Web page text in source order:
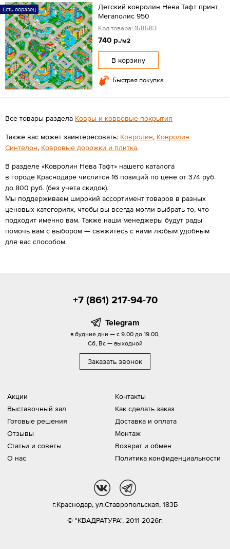
Есть образец
Детский ковролин Нева Тафт принт
Мегаполис 950
Код товара: 158583
740 р./м2
В корзину
Быстрая покупка
Все товары раздела Ковры и ковровые покрытия
Также вас может заинтересовать: Ковролин, Ковролин
Синтелон, Ковровые дорожки и плитка.
В разделе «Ковролин Нева Тафт» нашего каталога
в городе Краснодаре числится 16 позиций по цене от 374 руб.
до 800 руб. (без учета скидок).
Мы поддерживаем широкий ассортимент товаров в разных
ценовых категориях, чтобы вы всегда могли выбрать то, что
подходит именно вам. Также наши менеджеры будут рады
помочь вам с выбором — свяжитесь с нами любым удобным
для вас способом.
Акции
Выставочный зал
Готовые решения
Отзывы
Статьи и советы
О нас
Контакты
Как сделать заказ
Доставка и оплата
Монтаж
Возврат и обмен
Политика конфиденциальности
+7 (861) 217-94-70
Telegram
в будние дни — с 9.00 до 19.00,
Сб, Вс — выходной
Заказать звонок
© "КВАДРАТУРА", 2011-2026г.
г.Краснодар, ул.Ставропольская, 183Б
vk tg